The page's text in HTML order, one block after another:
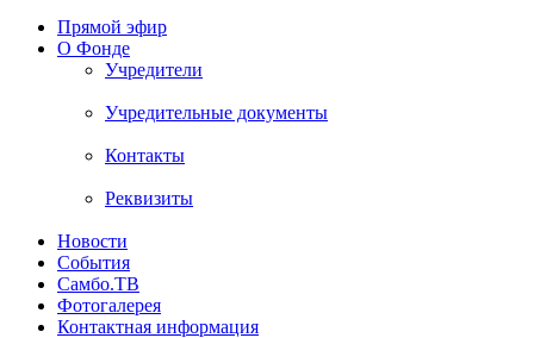
Прямой эфир
О Фонде
Учредители
Учредительные документы
Контакты
Реквизиты
Новости
События
Самбо.ТВ
Фотогалерея
Контактная информация